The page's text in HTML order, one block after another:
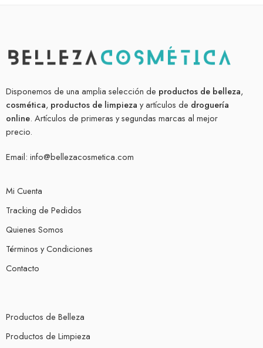
Disponemos de una amplia selección de productos de belleza,
cosmética, productos de limpieza y artículos de droguería
online. Artículos de primeras y segundas marcas al mejor
precio.
Email: info@bellezacosmetica.com
Mi Cuenta
Tracking de Pedidos
Quienes Somos
Términos y Condiciones
Contacto
Productos de Belleza
Productos de Limpieza